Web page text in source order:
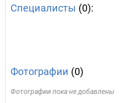
Специалисты (0):
Фотографии (0)
Фотографии пока не добавлены